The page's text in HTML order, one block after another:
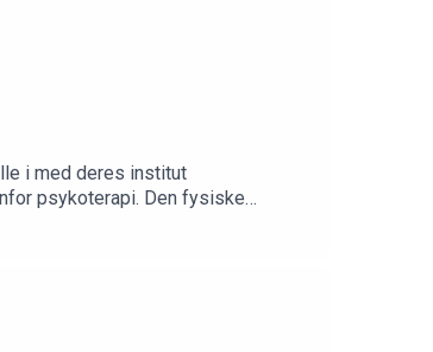
i med deres institut
psykoterapi. Den fysiske
da han ikke kunne få job
at tage den virksomhed med